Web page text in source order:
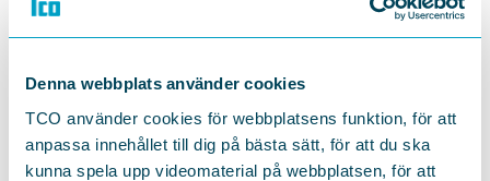
Denna webbplats använder cookies
TCO använder cookies för webbplatsens funktion, för att
anpassa innehållet till dig på bästa sätt, för att du ska
kunna spela upp videomaterial på webbplatsen, för att